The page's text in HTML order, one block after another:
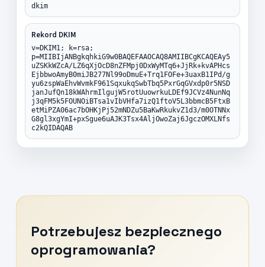
dkim
Rekord DKIM
v=DKIM1; k=rsa;
p=MIIBIjANBgkqhkiG9w0BAQEFAAOCAQ8AMIIBCgKCAQEAy5
uZSKkWZcA/LZ6qXjOcD8nZFMpj0DxWyMTq6+JjRk+kvAPHcs
EjbbwoAmyB0miJB277Nl99oDmuE+Trq1FOFe+3uaxB1IPd/g
yu6zspWaEhvWvmkF961SqxukqSwbTbq5PxrGqGVxdp0r5NSD
janJufQn18kWAhrmIlgujW5rotUuowrkuLDEf9JCVz4NunNq
j3qFM5k5FOUNOiBTsa1vIbVHfa7izQ1ftoV5L3bbmcB5FtxB
etMiPZA06ac7bOHKjPj52mNDZu5BaKwRkukvZ1d3/m0OTNNx
G8gl3xgYmI+pxSgue6uAJK3Tsx4AljOwoZaj6JgczOMXLNfs
c2kQIDAQAB
Potrzebujesz bezpiecznego
oprogramowania?